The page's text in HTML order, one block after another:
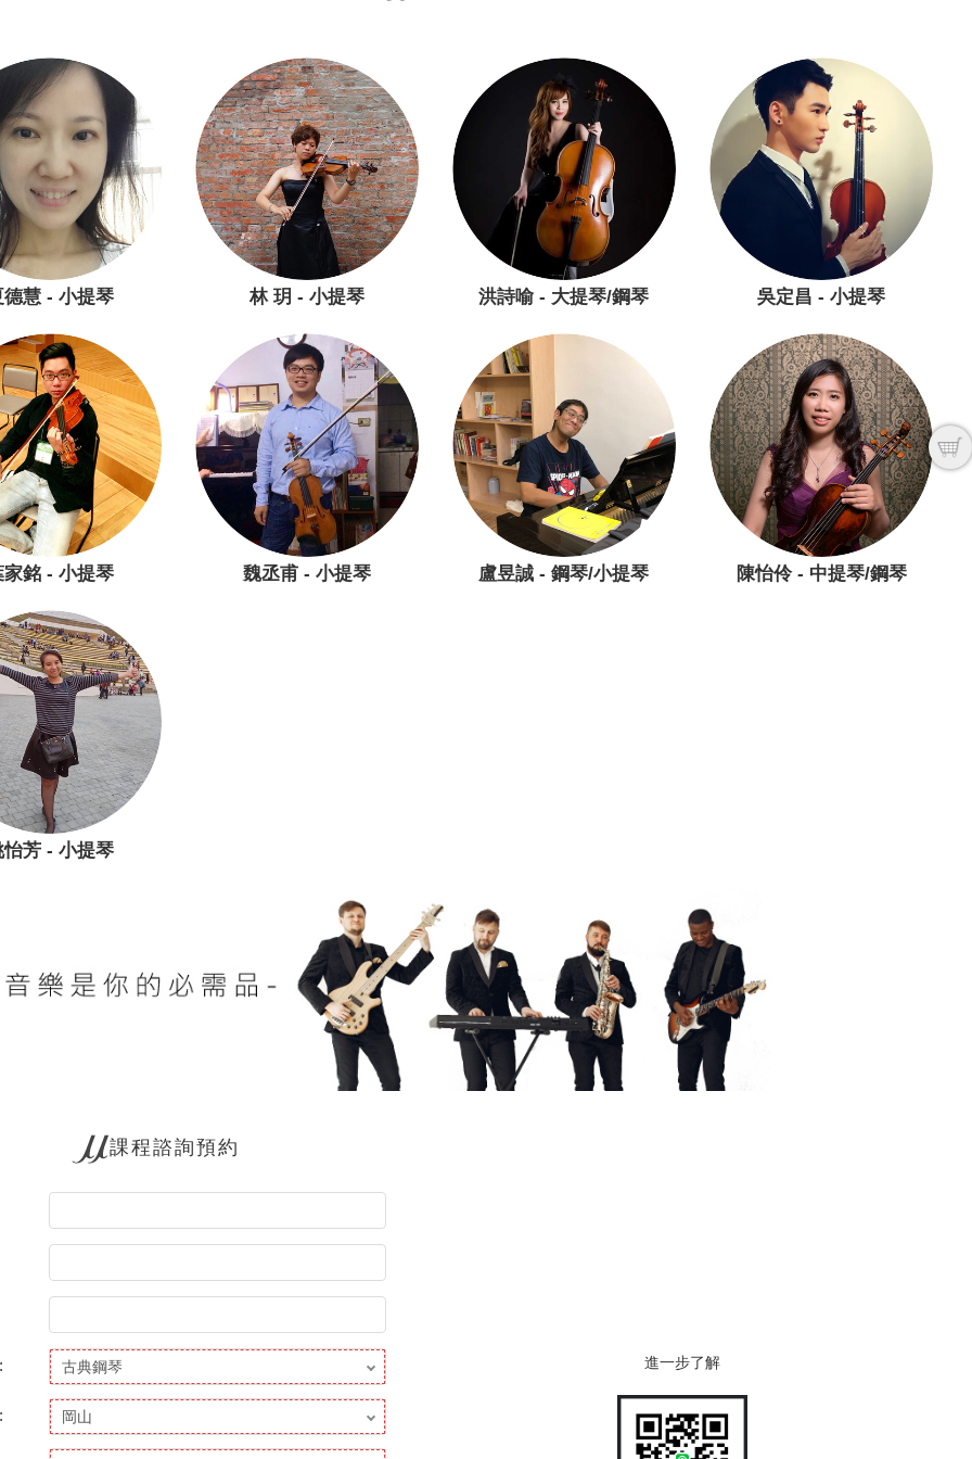
德慧 - 小提琴 林 玥 - 小提琴 洪詩喻 - 大提琴/鋼琴 吳定昌 - 小提琴
家銘 - 小提琴 魏丞甫 - 小提琴 盧昱誠 - 鋼琴/小提琴 陳怡伶 - 中提琴/鋼琴
怡芳 - 小提琴
課程諮詢預約
進一步了解